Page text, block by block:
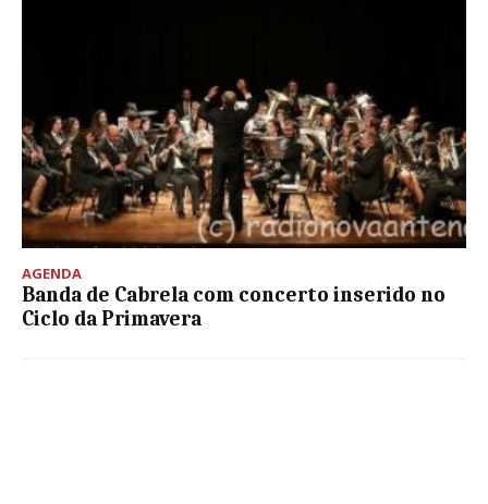
AGENDA
Banda de Cabrela com concerto inserido no
Ciclo da Primavera